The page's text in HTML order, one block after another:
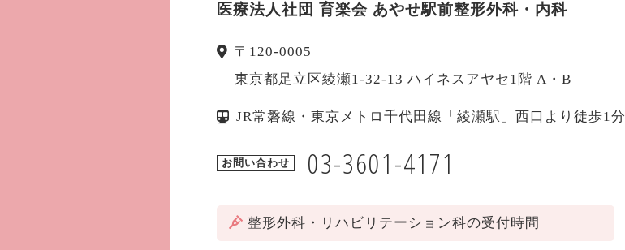
医療法人社団 育楽会 あやせ駅前整形外科・内科
〒 120-0005
東京都足立区綾瀬1-32-13 ハイネスアヤセ1階 A・B
JR常磐線・東京メトロ千代田線「綾瀬駅」西口より徒歩1分
お問い合わせ 03-3601-4171
整形外科・リハビリテーション科の受付時間